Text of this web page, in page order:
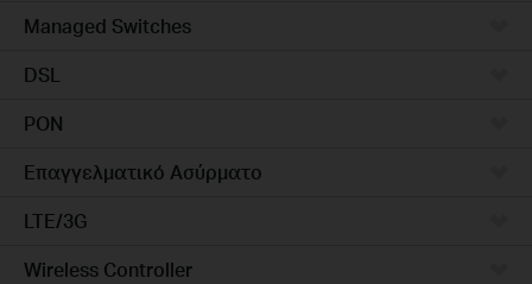
Managed Switches
DSL
PON
Επαγγελματικό Ασύρματο
LTE/3G
Wireless Controller